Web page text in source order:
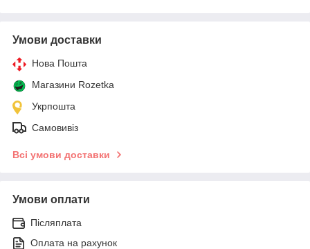
Умови доставки
Нова Пошта
Магазини Rozetka
Укрпошта
Самовивіз
Всі умови доставки
Умови оплати
Післяплата
Оплата на рахунок